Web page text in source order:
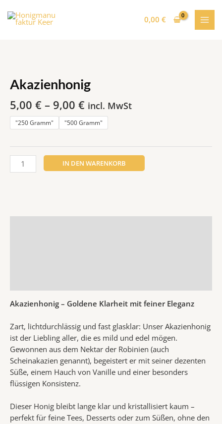
Inhalt
springen
0,00 €
Akazienhonig
5,00 € – 9,00 € incl. MwSt
"250 Gramm" "500 Gramm"
IN DEN WARENKORB
Akazienhonig – Goldene Klarheit mit feiner Eleganz
Zart, lichtdurchlässig und fast glasklar: Unser Akazienhonig
ist der Liebling aller, die es mild und edel mögen.
Gewonnen aus dem Nektar der Robinien (auch
Scheinakazien genannt), begeistert er mit seiner dezenten
Süße, einem Hauch von Vanille und einer besonders
flüssigen Konsistenz.
Dieser Honig bleibt lange klar und kristallisiert kaum –
perfekt für feine Tees, Desserts oder zum Süßen, ohne den